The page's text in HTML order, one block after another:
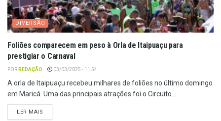
DIVERSÃO
Foliões comparecem em peso à Orla de Itaipuaçu para
prestigiar o Carnaval
POR REDAÇÃO 03/03/2025 - 11:54
A orla de Itaipuaçu recebeu milhares de foliões no último domingo
em Maricá. Uma das principais atrações foi o Circuito...
LER MAIS